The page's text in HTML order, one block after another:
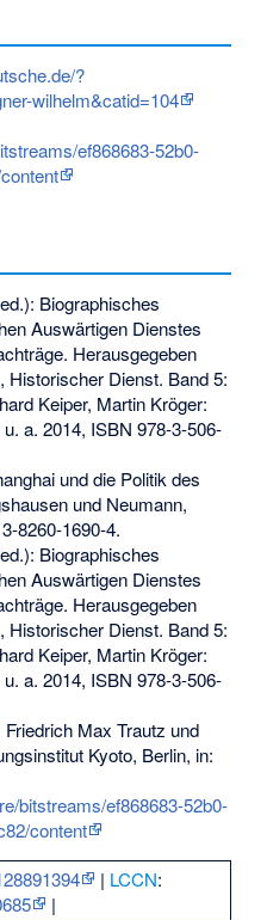
?
wilhelm&catid=104
ef868683-52b0-
Biographisches
Auswärtigen Dienstes
Herausgegeben
Dienst. Band 5:
Keiper, Martin Kröger:
a. 2014, ISBN 978-3-506-
und die Politik des
und Neumann,
8260-1690-4.
Biographisches
Auswärtigen Dienstes
Herausgegeben
Dienst. Band 5:
Keiper, Martin Kröger:
a. 2014, ISBN 978-3-506-
Max Trautz und
Kyoto, Berlin, in:
bitstreams/ef868683-52b0-
content
| LCCN:
|